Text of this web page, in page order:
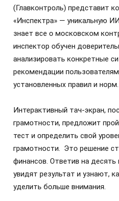
(Главконтроль) представит
«Инспектра» — уникальную
знает все о московском
инспектор обучен
анализировать конкретные
рекомендации
установленных правил и норм.
Интерактивный тач-экран,
грамотности, предложит
тест и определить свой
грамотности. Это решение
финансов. Ответив на десять
увидят результат и узнают,
уделить больше внимания.